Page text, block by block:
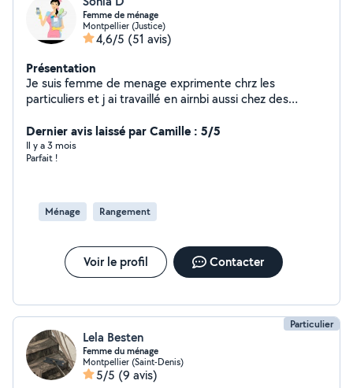
Femme de ménage
Montpellier (Justice)
4,6/5 (51 avis)
Présentation
Je suis femme de menage exprimente chrz les
particuliers et j ai travaillé en airnbi aussi chez des
l Hérault plus de 10 ans je peux intervenir en tant aide à
domicile pour le ménage repassage ou cuisinière ou
rangement j'ai le sens de l organisation et rapidité et
Dernier avis laissé par Camille : 5/5
Il y a 3 mois
Parfait !
Ménage Rangement
Voir le profil Contacter
Particulier
Lela Besten
Femme du ménage
Montpellier (Saint-Denis)
5/5 (9 avis)